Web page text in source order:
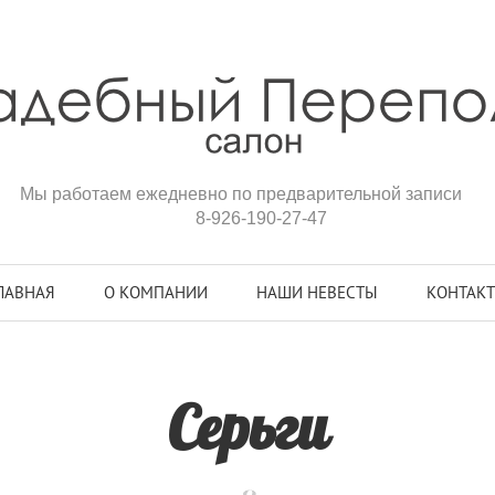
Мы работаем ежедневно по предварительной записи
8-926-190-27-47
О КОМПАНИИ НАШИ НЕВЕСТЫ
Серьги